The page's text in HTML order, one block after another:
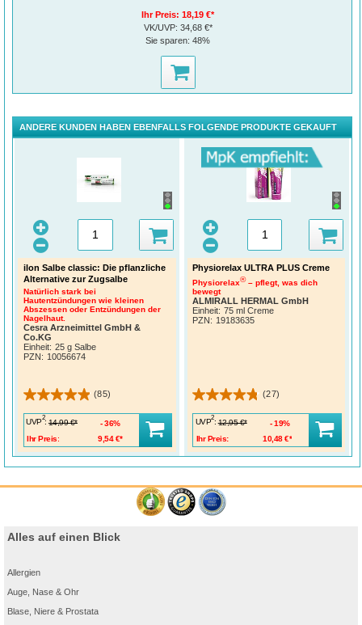
* Bielfeldt S et al. “Chemosphere” 2021.
Ihr Preis:18,19 €*
VK/UVP: 34,68 €*
Sie sparen:48%
ANDERE KUNDEN HABEN EBENFALLS FOLGENDE PRODUKTE GEKAUFT
ilon Salbe classic: Die pflanzliche
Alternative zur Zugsalbe
Natürlich stark bei
Hautentzündungen wie kleinen
Abszessen oder Entzündungen der
Nagelhaut.
Cesra Arzneimittel GmbH &
Co.KG
Einheit: 25 g Salbe
PZN: 10056674
(85)
UVP
2
: 14,99 €*
Ihr Preis:
9,54 €*
36%
Physiorelax ULTRA PLUS Creme
Physiorelax®– pflegt, was dich
bewegt
ALMIRALL HERMAL GmbH
Einheit: 75 ml Creme
PZN: 19183635
(27)
UVP
2
: 12,95 €*
Ihr Preis:
10,48 €*
19%
Alles auf einen Blick
Allergien
Auge, Nase & Ohr
Blase, Niere & Prostata